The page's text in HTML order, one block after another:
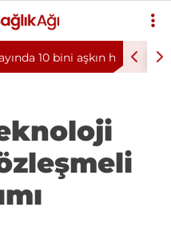
hasta hiperbarik Diş eti